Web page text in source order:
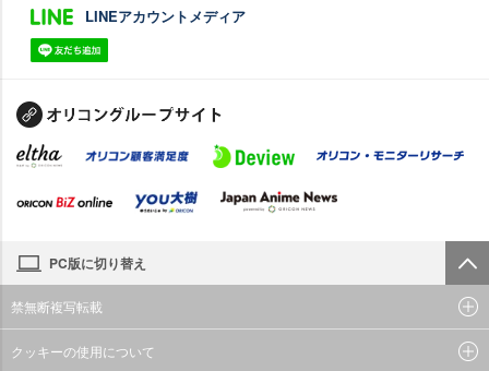
LINEアカウントメディア
PC版に切り替え
禁無断複写転載
クッキーの使用について